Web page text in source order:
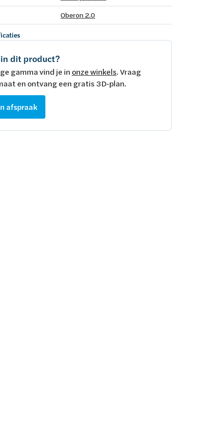
Oberon 2.0
dit product?
gamma vind je in onze winkels. Vraag
en ontvang een gratis 3D-plan.
afspraak